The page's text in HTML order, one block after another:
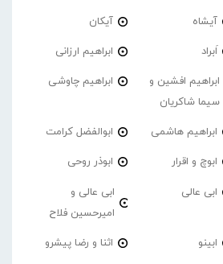
آیشاه آیکان
اَبراد ابراهیم ارزانی
ابراهیم افشین و
سیما شاکریان
ابراهیم چاوشی
ابراهیم هاشمی ابوالفضل کرامت
ابوچ و اقرار ابوذر روحی
ابی عالی
ابی عالی و
امیرحسین فلاح
ابینو اثنا و رضا پیشرو